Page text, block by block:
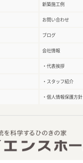
新築施工例
お問い合わせ
ブログ
会社情報
・代表挨拶
・スタッフ紹介
・個人情報保護方針